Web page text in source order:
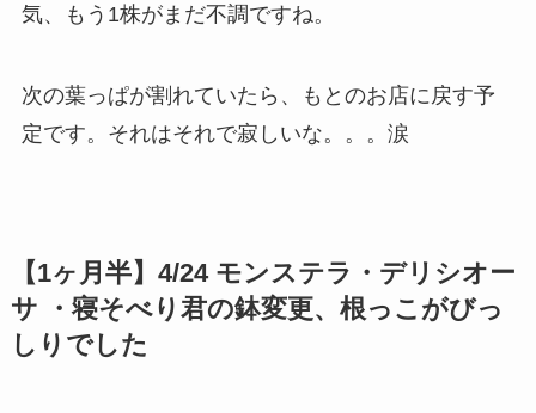
気、もう1株がまだ不調ですね。
次の葉っぱが割れていたら、もとのお店に戻す予
定です。それはそれで寂しいな。。。涙
【1ヶ月半】4/24 モンステラ・デリシオー
サ ・寝そべり君の鉢変更、根っこがびっ
しりでした